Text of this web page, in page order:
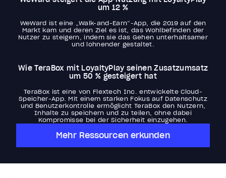
um 12 %
WeWard ist eine „Walk-and-Earn“-App, die 2019 auf den
Markt kam und deren Ziel es ist, das Wohlbefinden der
Nutzer zu steigern, indem sie das Gehen unterhaltsamer
und lohnender gestaltet.
Wie TeraBox mit LoyaltyPlay seinen Zusatzumsatz
um 50 % gesteigert hat
TeraBox ist eine von Flextech Inc. entwickelte Cloud-
Speicher-App. Mit einem starken Fokus auf Datenschutz
und Benutzerkontrolle ermöglicht TeraBox den Nutzern,
Inhalte zu speichern und zu teilen, ohne dabei
Kompromisse bei der Sicherheit einzugehen.
Mehr Ressourcen erkunden